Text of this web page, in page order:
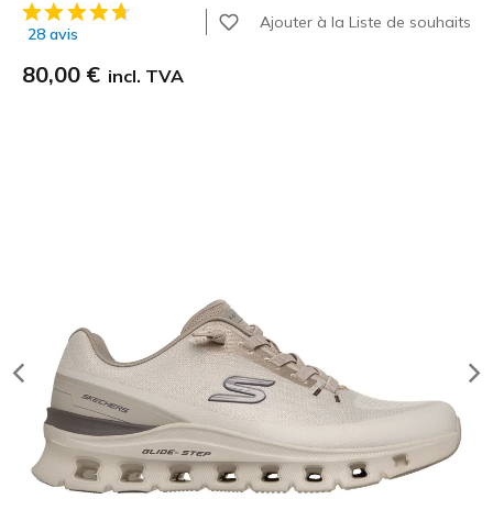
Évaluation client 3,1 sur 5
28 avis
Ajouter à la Liste de souhaits
80,00 € incl. TVA